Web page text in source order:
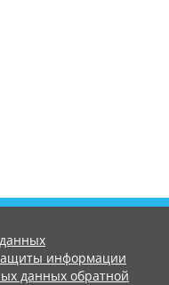
информации
данных обратной